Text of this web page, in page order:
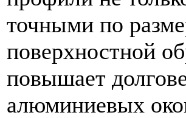
точными по
поверхностной
повышает
алюминиевых